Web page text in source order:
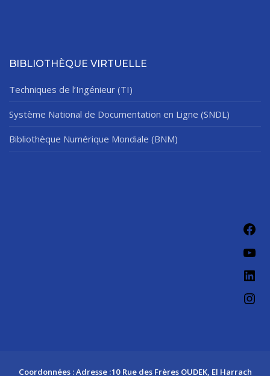
BIBLIOTHÈQUE VIRTUELLE
Techniques de l’Ingénieur (TI)
Système National de Documentation en Ligne (SNDL)
Bibliothèque Numérique Mondiale (BNM)
Coordonnées : Adresse :10 Rue des Frères OUDEK, El Harrach